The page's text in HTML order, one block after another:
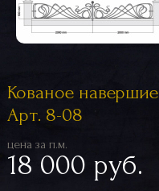
Кованое навершие
Арт. 8-08
цена за п.м.
18 000 руб.